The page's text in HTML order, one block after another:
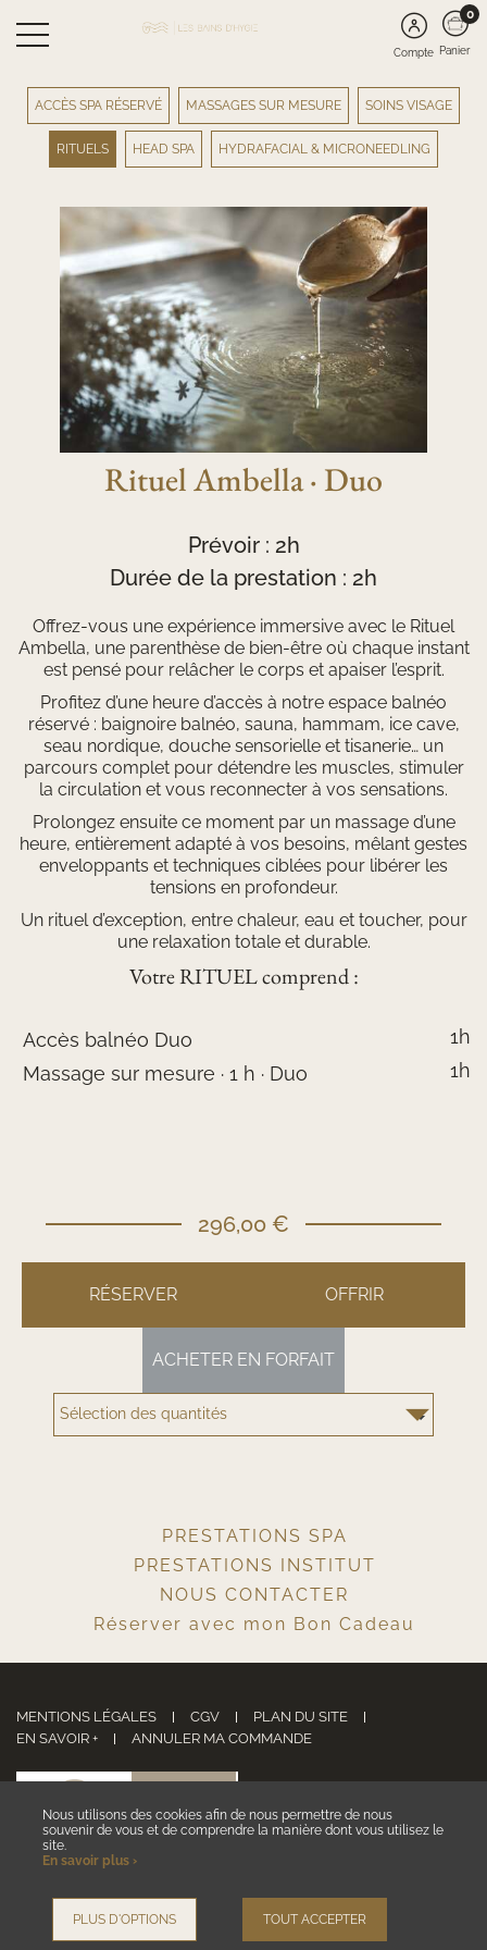
Nous utilisons des cookies afin de nous permettre de nous
souvenir de vous et de comprendre la manière dont vous utilisez le
site.
En savoir plus ›
PLUS D'OPTIONS TOUT ACCEPTER
Compte
0
Panier
ACCÈS SPA RÉSERVÉ MASSAGES SUR MESURE SOINS VISAGE
RITUELS HEAD SPA HYDRAFACIAL & MICRONEEDLING
Rituel Ambella · Duo
Prévoir : 2h
Durée de la prestation : 2h
Offrez-vous une expérience immersive avec le Rituel
Ambella, une parenthèse de bien-être où chaque instant
est pensé pour relâcher le corps et apaiser l’esprit.
Profitez d’une heure d’accès à notre espace balnéo
réservé : baignoire balnéo, sauna, hammam, ice cave,
seau nordique, douche sensorielle et tisanerie… un
parcours complet pour détendre les muscles, stimuler
la circulation et vous reconnecter à vos sensations.
Prolongez ensuite ce moment par un massage d’une
heure, entièrement adapté à vos besoins, mêlant gestes
enveloppants et techniques ciblées pour libérer les
tensions en profondeur.
Un rituel d’exception, entre chaleur, eau et toucher, pour
une relaxation totale et durable.
Votre RITUEL comprend :
Accès balnéo Duo
1h
Massage sur mesure · 1 h · Duo
1h
RÉSERVER OFFRIR
ACHETER EN FORFAIT
296,00 €
PRESTATIONS SPA
PRESTATIONS INSTITUT
NOUS CONTACTER
Réserver avec mon Bon Cadeau
MENTIONS LÉGALES CGV
PLAN DU SITE
EN SAVOIR +
ANNULER MA COMMANDE
SUR 753
AVIS CLIENTS
webdesign > creation web > developpement > SEO
rendez-vous en ligne, gestion stock, gestion spa urbain, spa hôtelier, crm, erp